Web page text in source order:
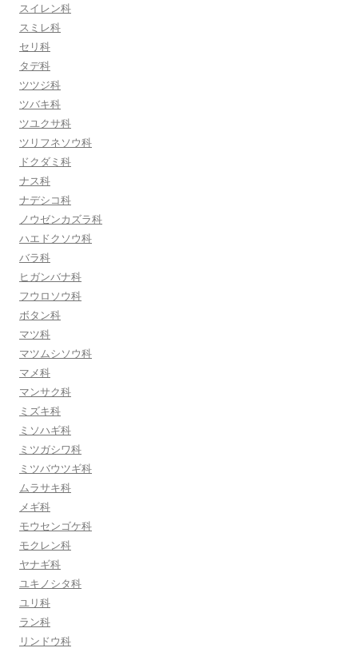
スイレン科
スミレ科
セリ科
タデ科
ツツジ科
ツバキ科
ツユクサ科
ツリフネソウ科
ドクダミ科
ナス科
ナデシコ科
ノウゼンカズラ科
ハエドクソウ科
バラ科
ヒガンバナ科
フウロソウ科
ボタン科
マツ科
マツムシソウ科
マメ科
マンサク科
ミズキ科
ミソハギ科
ミツガシワ科
ミツバウツギ科
ムラサキ科
メギ科
モウセンゴケ科
モクレン科
ヤナギ科
ユキノシタ科
ユリ科
ラン科
リンドウ科